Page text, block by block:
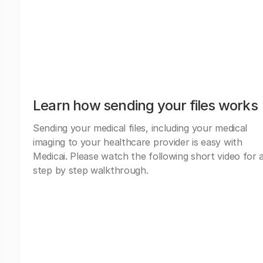
Learn how sending your files works
Sending your medical files, including your medical
imaging to your healthcare provider is easy with
Medicai. Please watch the following short video for
step by step walkthrough.